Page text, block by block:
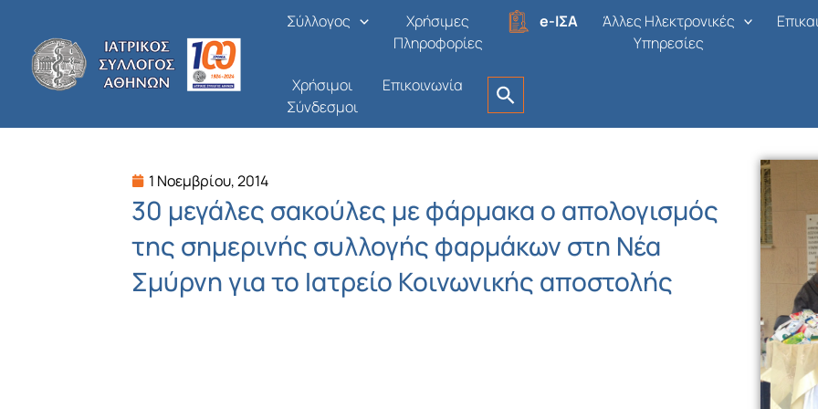
περιεχόμενο
Σύλλογος
Χρήσιμες
Πληροφορίες
e-ΙΣΑ
Άλλες Ηλεκτρονικές
Υπηρεσίες
Χρήσιμοι
Σύνδεσμοι
Επικοινωνία
1 Νοεμβρίου, 2014
30 μεγάλες σακούλες με φάρμακα ο απολογισμός
της σημερινής συλλογής φαρμάκων στη Νέα
Σμύρνη για το Ιατρείο Κοινωνικής αποστολής